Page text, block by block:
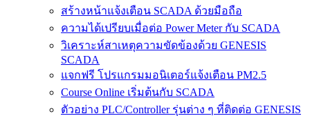
สร้างหน้าแจ้งเตือน SCADA ด้วยมือถือ
ความได้เปรียบเมื่อต่อ Power Meter กับ SCADA
วิเคราะห์สาเหตุความขัดข้องด้วย GENESIS
SCADA
แจกฟรี โปรแกรมมอนิเตอร์แจ้งเตือน PM2.5
Course Online เริ่มต้นกับ SCADA
ตัวอย่าง PLC/Controller รุ่นต่าง ๆ ที่ติดต่อ GENESIS